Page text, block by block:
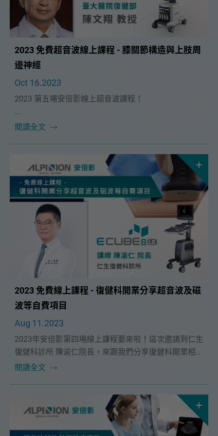
2023 免費超音波線上課程 - 膝關節構造與上肢周
邊神經
Oct 16.2023
2023 第五場安倍影線上超音波課程！
本次課程很榮幸能邀請到🔥臺大醫學院復健部 陳文翔教
閱讀全文
2023 免費線上課程 - 復健科開業分享超音波及磁
波等自費項目
Aug 11.2023
2023年安倍影第四場線上課程要來啦！這次邀請到仁生
復健科診所 陳渝仁院長，來跟我們分享復健科開業相關
的自費項目！想上課的醫師們，請不要錯過了唷~
閱讀全文